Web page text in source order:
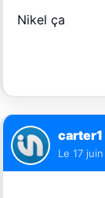
Nikel ça
carter1
Le 17